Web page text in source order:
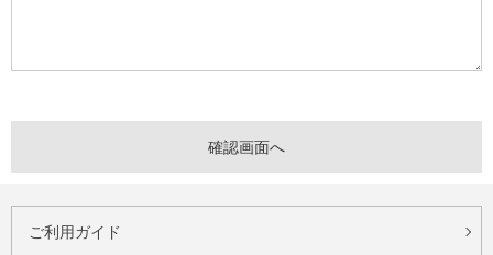
ご利用ガイド